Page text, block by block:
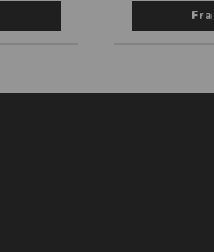
Fra